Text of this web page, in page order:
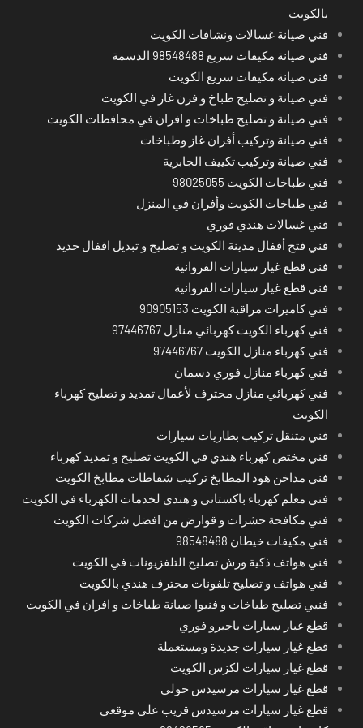
بالكويت
فني صيانة غسالات ونشافات الكويت
فني صيانة مكيفات سريع 98548488 الدسمة
فني صيانة مكيفات سريع الكويت
فني صيانة و تصليح طباخ و فرن غاز في الكويت
فني صيانة و تصليح طباخات و افران في محافظات الكويت
فني صيانة وتركيب أفران غاز وطباخات
فني صيانة وتركيب تكييف الجابرية
فني طباخات الكويت 98025055
فني طباخات الكويت وأفران في المنزل
فني غسالات هندي فوري
فني فتح أقفال مدينة الكويت و تصليح و تبديل اقفال حديد
فني قطع غيار سيارات الفروانية
فني قطع غيار سيارات الفروانية
فني كاميرات مراقبة الكويت 90905153
فني كهرباء الكويت كهربائي منازل 97446767
فني كهرباء منازل الكويت 97446767
فني كهرباء منازل فوري دسمان
فني كهربائي منازل محترف لأعمال تمديد و تصليح كهرباء
الكويت
فني متنقل تركيب بطاريات سيارات
فني مختص كهرباء هندي في الكويت تصليح و تمديد كهرباء
فني مداخن هود المطابخ تركيب شفاطات مطابخ الكويت
فني معلم كهرباء باكستاني و هندي لخدمات الكهرباء في الكويت
فني مكافحة حشرات و قوارض من افضل شركات الكويت
فني مكيفات خيطان 98548488
فني هواتف ذكية ورش تصليح التلفزيونات في الكويت
فني هواتف و تصليح تلفونات محترف هندي بالكويت
فنيي تصليح طباخات و فنيوا صيانة طباخات و افران في الكويت
قطع غيار سيارات باجيرو فوري
قطع غيار سيارات جديدة ومستعملة
قطع غيار سيارات لكزس الكويت
قطع غيار سيارات مرسيدس حولي
قطع غيار سيارات مرسيدس قريب على موقعي